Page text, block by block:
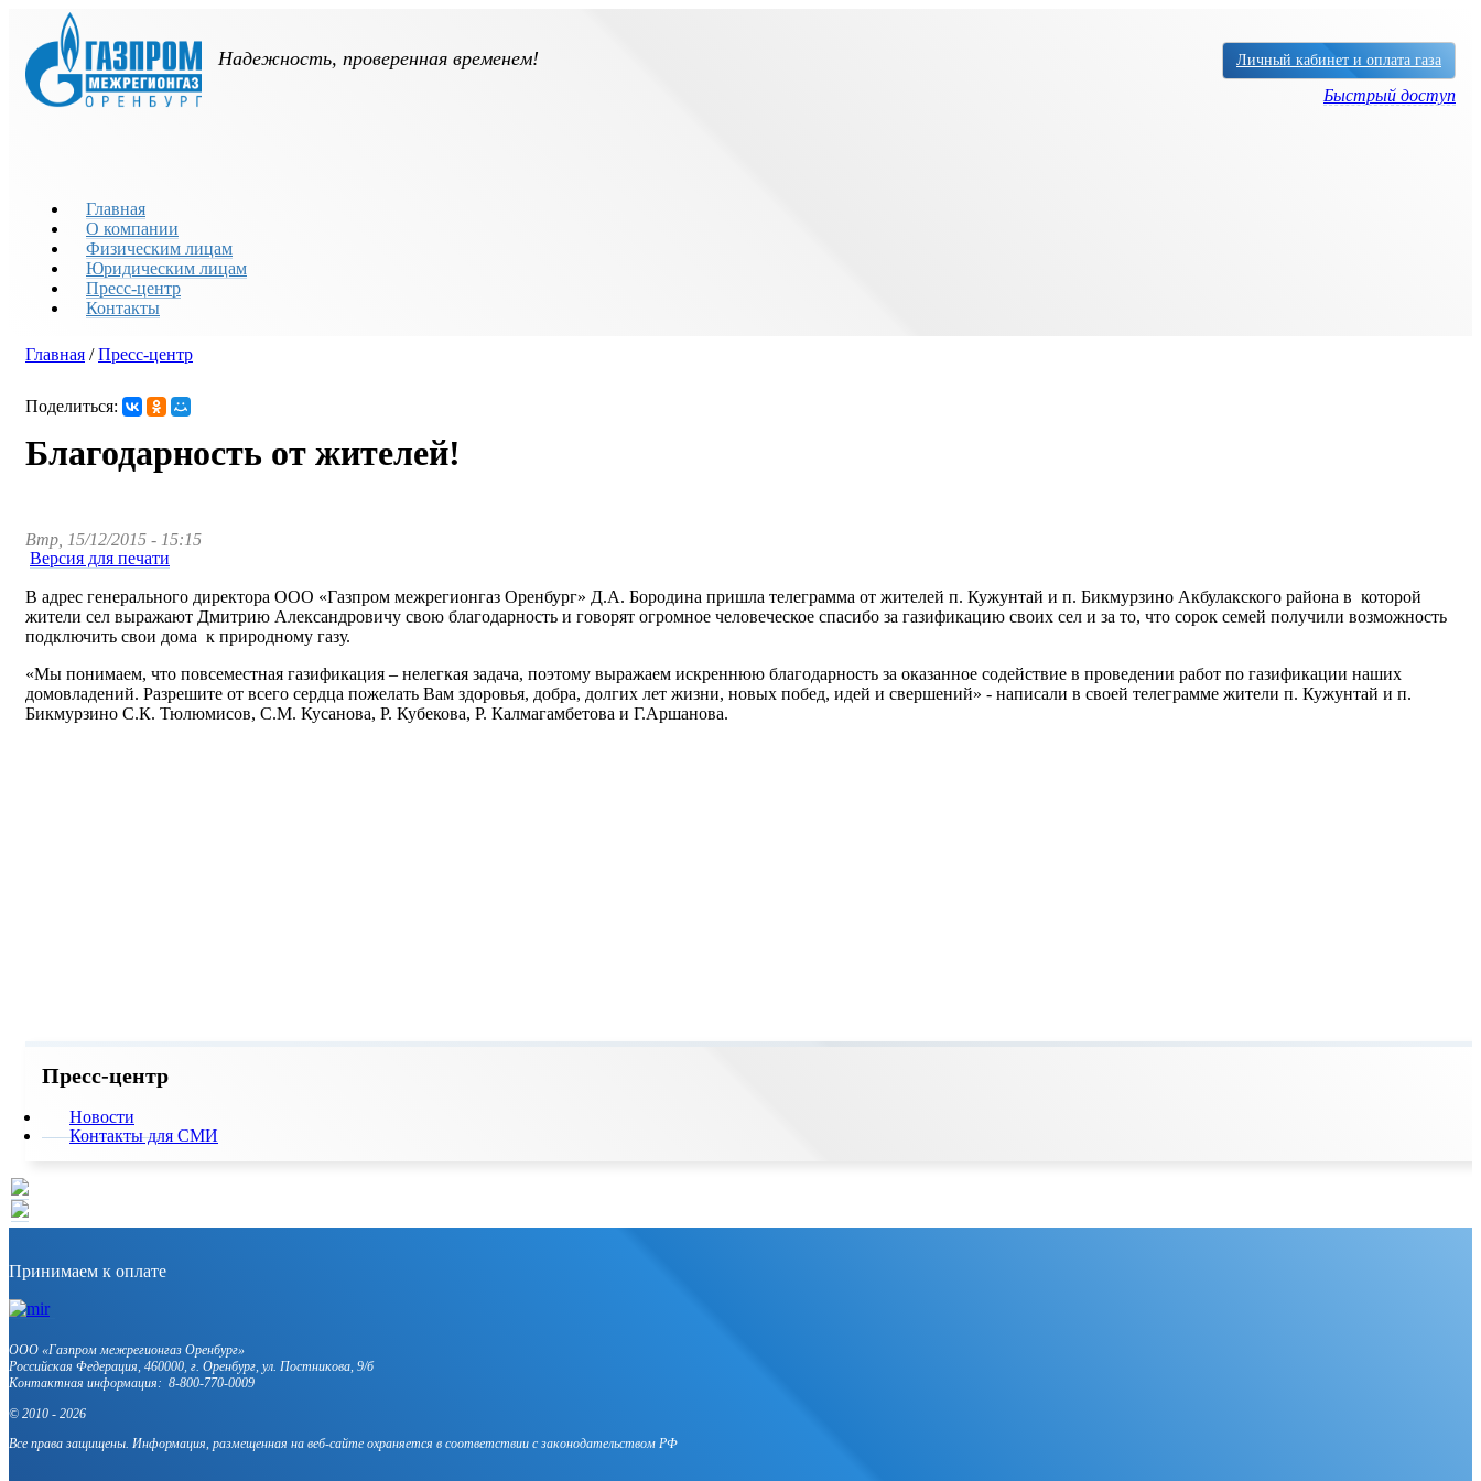
Перейти к основному содержанию
Надежность, проверенная временем! Личный кабинет и оплата газа
Быстрый доступ
Главная
О компании
Физическим лицам
Юридическим лицам
Пресс-центр
Контакты
Вы здесь
Главная / Пресс-центр
Поделиться:
Благодарность от жителей!
Втр, 15/12/2015 - 15:15
Версия для печати
В адрес генерального директора ООО «Газпром межрегионгаз Оренбург» Д.А. Бородина пришла телеграмма от жителей п. Кужунтай и п. Бикмурзино Акбулакского района в которой
жители сел выражают Дмитрию Александровичу свою благодарность и говорят огромное человеческое спасибо за газификацию своих сел и за то, что сорок семей получили возможность
подключить свои дома к природному газу.
«Мы понимаем, что повсеместная газификация – нелегкая задача, поэтому выражаем искреннюю благодарность за оказанное содействие в проведении работ по газификации наших
домовладений. Разрешите от всего сердца пожелать Вам здоровья, добра, долгих лет жизни, новых побед, идей и свершений» - написали в своей телеграмме жители п. Кужунтай и п.
Бикмурзино С.К. Тюлюмисов, С.М. Кусанова, Р. Кубекова, Р. Калмагамбетова и Г.Аршанова.
Пресс-центр
Новости
Контакты для СМИ
Принимаем к оплате
OOO «Газпром межрегионгаз Оренбург»
Российская Федерация, 460000, г. Оренбург, ул. Постникова, 9/б
Контактная информация: 8-800-770-0009
© 2010 - 2026
Все права защищены. Информация, размещенная на веб-сайте охраняется в соответствии с законодательством РФ